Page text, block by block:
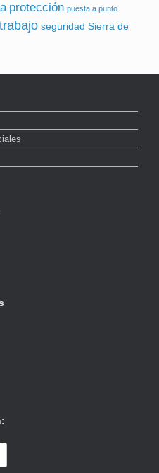
protección puesta a punto
seguridad Sierra de